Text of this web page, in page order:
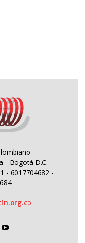
- Bogotá D.C.
- 6017704682 -